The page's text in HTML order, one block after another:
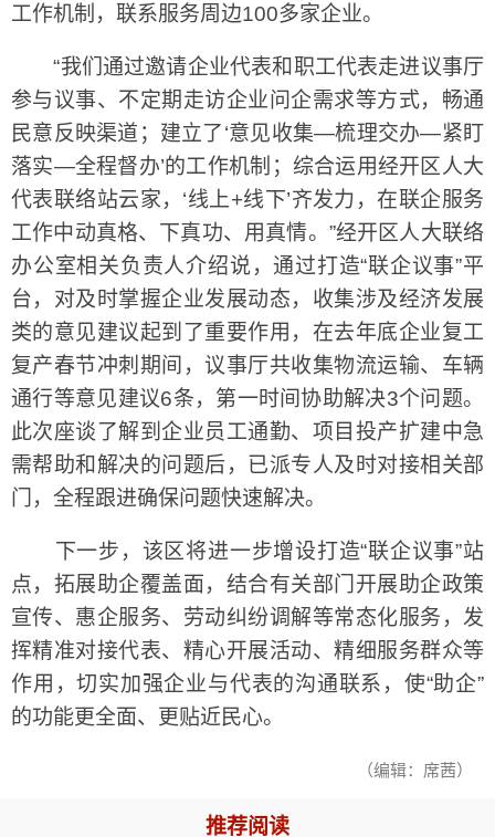
工作机制，联系服务周边100多家企业。
“我们通过邀请企业代表和职工代表走进议事厅
参与议事、不定期走访企业问企需求等方式，畅通
民意反映渠道；建立了‘意见收集—梳理交办—紧盯
落实—全程督办’的工作机制；综合运用经开区人大
代表联络站云家，‘线上+线下’齐发力，在联企服务
工作中动真格、下真功、用真情。”经开区人大联络
办公室相关负责人介绍说，通过打造“联企议事”平
台，对及时掌握企业发展动态，收集涉及经济发展
类的意见建议起到了重要作用，在去年底企业复工
复产春节冲刺期间，议事厅共收集物流运输、车辆
通行等意见建议6条，第一时间协助解决3个问题。
此次座谈了解到企业员工通勤、项目投产扩建中急
需帮助和解决的问题后，已派专人及时对接相关部
门，全程跟进确保问题快速解决。
下一步，该区将进一步增设打造“联企议事”站
点，拓展助企覆盖面，结合有关部门开展助企政策
宣传、惠企服务、劳动纠纷调解等常态化服务，发
挥精准对接代表、精心开展活动、精细服务群众等
作用，切实加强企业与代表的沟通联系，使“助企”
的功能更全面、更贴近民心。
（编辑：席茜）
推荐阅读